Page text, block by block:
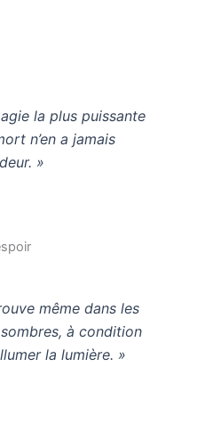
la plus puissante
n’en a jamais
»
même dans les
à condition
la lumière. »